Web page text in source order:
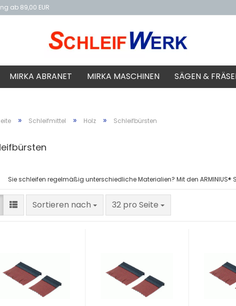
ab 89,00 EUR
MIRKA ABRANET MIRKA MASCHINEN SÄGEN &
» Schleifmittel » Holz » Schleifbürsten
Sie schleifen regelmäßig unterschiedliche Materialien? Mit den
Sortieren nach
Sortieren nach 32 pro Seite
pro Seite